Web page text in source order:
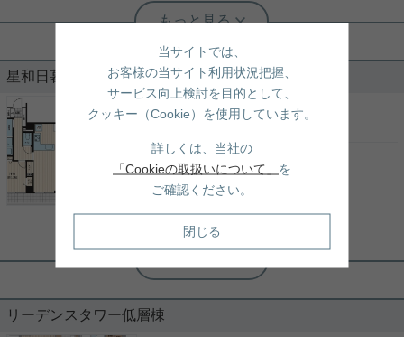
実用春日ホーム 千駄木店 今井隼斗
な住宅街×ハイセキュリティマンション
ご覧いただきありがとうございます。 JR山手線「日
利用できる交通利便性が魅力の1LDKのご紹介で
インクローゼットに加えて、 キッチンなどの水回り
の機能性も抜群。 床暖房完備もおすすめできるポイ
ントです！ また、セキュリティ面も抜群の設備。 ノ
ンタッチディンプルキーにモニタ付きインターホン
など 女性の方も安心してお過ごしいただけるかと思
います！ ペット飼育可能の物件となっておりますの
ご興味ありましたらお気軽にお問い合わせくださ
い。
写真(9)
星和日暮里ハイツ 408
［売りマンション］ 3LDK （90.50㎡）
東京都荒川区東日暮里６丁目49-17
山手線「日暮里」駅 徒歩6分
常磐線「 三河島」駅 徒歩7分
千代田線「西日暮里」駅 徒歩11分
実用春日ホーム 千駄木店 千駄木店スタッフ
２駅６路線以上利用可能◎ ４階 ３
リーデンスタワー低層棟
当サイトでは、
お客様の当サイト利用状況把握、
サービス向上検討を目的として、
クッキー（Cookie）を使用しています。
詳しくは、当社の
「Cookieの取扱いについて」 を
ご確認ください。
閉じる